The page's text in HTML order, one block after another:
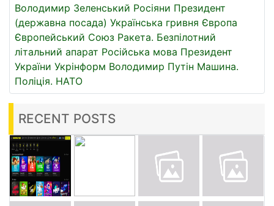
Володимир Зеленський Росіяни Президент
(державна посада) Українська гривня Європа
Європейський Союз Ракета. Безпілотний
літальний апарат Російська мова Президент
України Укрінформ Володимир Путін Машина.
Поліція. НАТО
RECENT POSTS